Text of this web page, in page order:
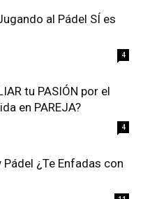
al Pádel SÍ es
4
tu PASIÓN por el
en PAREJA?
4
Pádel ¿Te Enfadas con